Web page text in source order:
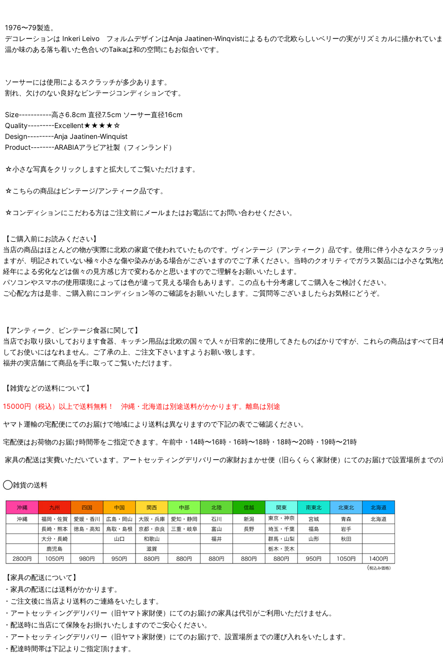
1976〜79製造。
デコレーションは Inkeri Leivo フォルムデザインはAnja Jaatinen-Winqvistによるもので北欧らしいベリーの実がリズミカルに描かれてい
温か味のある落ち着いた色合いのTaikaは和の空間にもお似合いです。
ソーサーには使用によるスクラッチが多少あります。
割れ、欠けのない良好なビンテージコンディションです。
Size-----------高さ6.8cm 直径7.5cm ソーサー直径16cm
Quality---------Excellent★★★★☆
Design---------Anja Jaatinen-Winquist
Product--------ARABIAアラビア社製（フィンランド）
☆小さな写真をクリックしますと拡大してご覧いただけます。
☆こちらの商品はビンテージ/アンティーク品です。
☆コンディションにこだわる方はご注文前にメールまたはお電話にてお問い合わせください。
【ご購入前にお読みください】
当店の商品はほとんどの物が実際に北欧の家庭で使われていたものです。ヴィンテージ（アンティーク）品です。使用に伴う小さなスクラ
ますが、明記されていない極々小さな傷や染みがある場合がございますのでご了承ください。当時のクオリティでガラス製品には小さな気泡
経年による劣化などは個々の見方感じ方で変わるかと思いますのでご理解をお願いいたします。
パソコンやスマホの使用環境によっては色が違って見える場合もあります。この点も十分考慮してご購入をご検討ください。
ご心配な方は是非、ご購入前にコンディション等のご確認をお願いいたします。ご質問等ございましたらお気軽にどうぞ。
【アンティーク、ビンテージ食器に関して】
当店でお取り扱いしております食器、キッチン用品は北欧の国々で人々が日常的に使用してきたものばかりですが、これらの商品はすべて
してお使いにはなれません。ご了承の上、ご注文下さいますようお願い致します。
福井の実店舗にて商品を手に取ってご覧いただけます。
【雑貨などの送料について】
15000円（税込）以上で送料無料！ 沖縄・北海道は別途送料がかかります。 離島は別途
ヤマト運輸の宅配便にてのお届けで地域により送料は異なりますので下記の表でご確認ください。
宅配便はお荷物のお届け時間帯をご指定できます。 午前中・14時〜16時・16時〜18時・18時〜20時・19時〜21時
家具の配送は実費いただいています。アートセッティングデリバリーの家財おまかせ便（旧らくらく家財便）にてのお届けで設置場所まで
◯雑貨の送料
【家具の配送について】
・家具の配送には送料がかかります。
・ご注文後に当店より送料のご連絡をいたします。
・ アートセッティングデリバリー （旧ヤマト家財便） にてのお届けの家具は代引がご利用いただけません。
・配送時に当店にて保険をお掛けいたしますのでご安心ください。
・ アートセッティングデリバリー （旧ヤマト家財便） にてのお届けで、設置場所までの運び入れをいたします。
・配達時間帯は下記よりご指定頂けます。